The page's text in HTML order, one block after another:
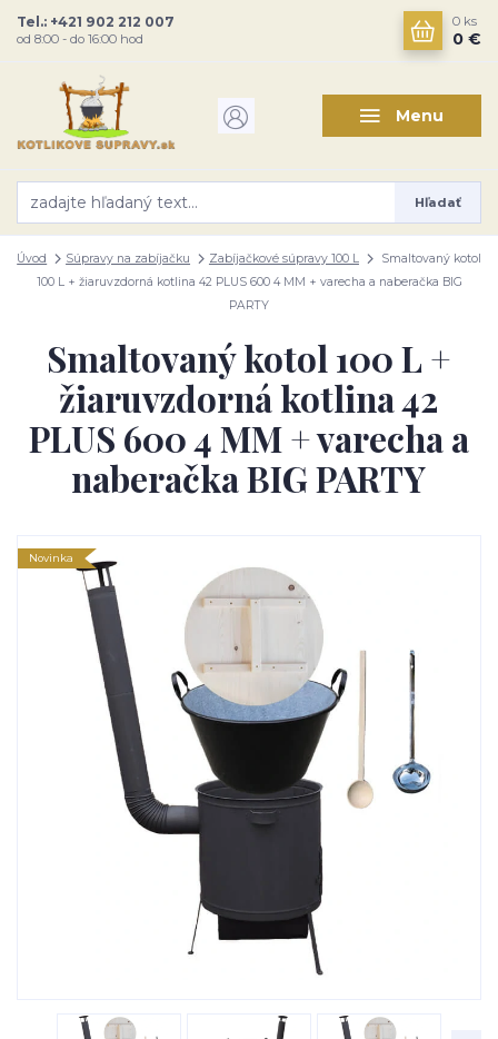
Menu
Hľadať
Tel.: +421 902 212 007
od 8:00 - do 16:00 hod
0 ks
0 €
Úvod Súpravy na zabíjačku Zabíjačkové súpravy 100 L
Smaltovaný kotol
100 L + žiaruvzdorná kotlina 42 PLUS 600 4 MM + varecha a naberačka BIG
PARTY
Smaltovaný kotol 100 L +
žiaruvzdorná kotlina 42
PLUS 600 4 MM + varecha a
naberačka BIG PARTY
Novinka